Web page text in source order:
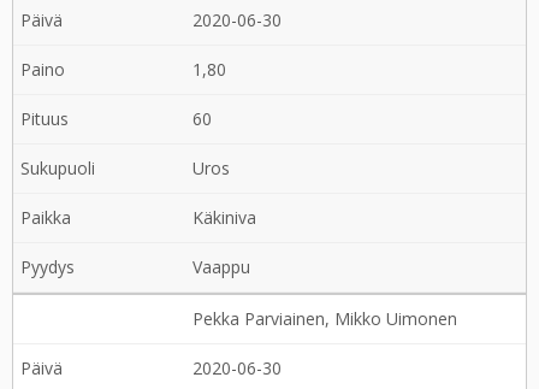
2020-06-30
1,80
60
Uros
Käkiniva
Vaappu
Pekka Parviainen, Mikko Uimonen
2020-06-30